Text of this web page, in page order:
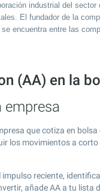
industrial del
El fundador de la
encuentra entre las
(AA) en la
empresa
que cotiza en bolsa
los movimientos a
reciente,
añade AA a tu lista